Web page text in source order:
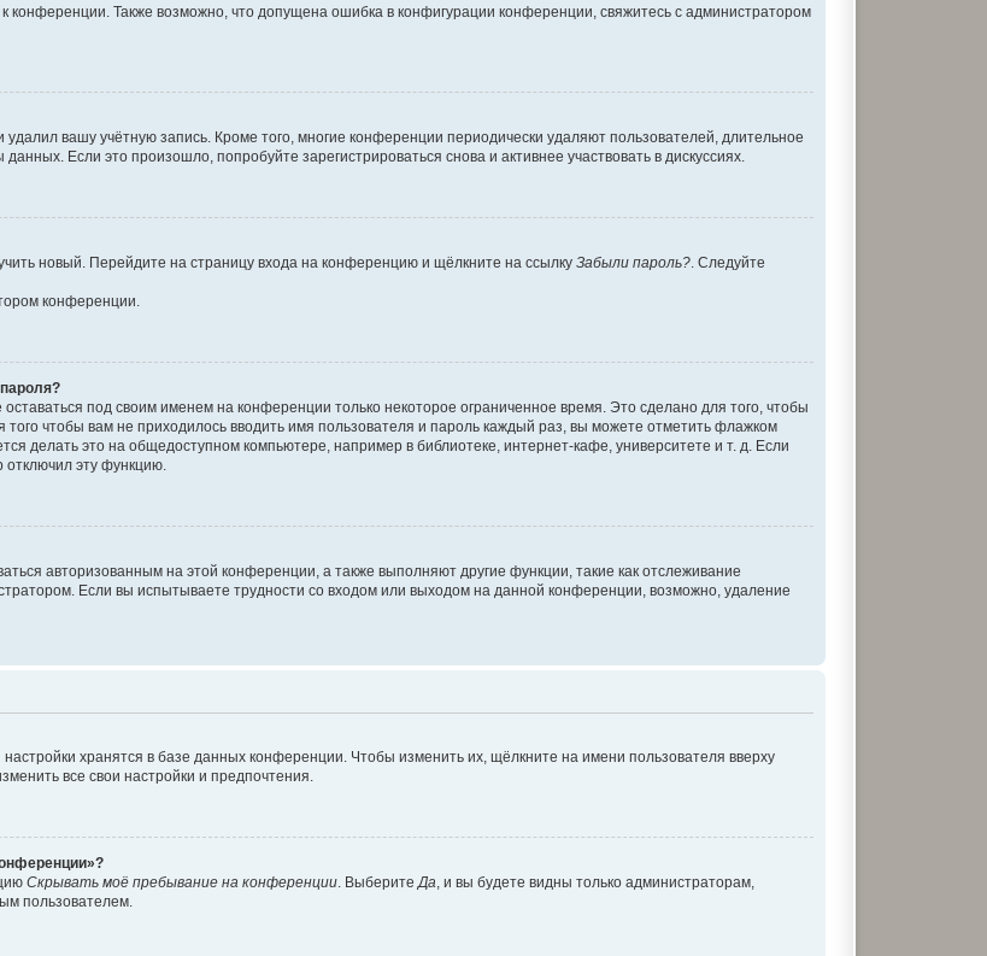
конференции. Также возможно, что допущена ошибка в конфигурации конференции, свяжитесь с администратором
вашу учётную запись. Кроме того, многие конференции периодически удаляют пользователей, длительное
Если это произошло, попробуйте зарегистрироваться снова и активнее участвовать в дискуссиях.
новый. Перейдите на страницу входа на конференцию и щёлкните на ссылкуЗабыли пароль? . Следуйте
конференции.
оставаться под своим именем на конференции только некоторое ограниченное время. Это сделано для того, чтобы
того чтобы вам не приходилось вводить имя пользователя и пароль каждый раз, вы можете отметить флажком
делать это на общедоступном компьютере, например в библиотеке, интернет-кафе, университете и т. д. Если
отключил эту функцию.
авторизованным на этой конференции, а также выполняют другие функции, такие как отслеживание
Если вы испытываете трудности со входом или выходом на данной конференции, возможно, удаление
хранятся в базе данных конференции. Чтобы изменить их, щёлкните на имени пользователя вверху
все свои настройки и предпочтения.
Скрывать моё пребывание на конференции . ВыберитеДа , и вы будете видны только администраторам,
пользователем.